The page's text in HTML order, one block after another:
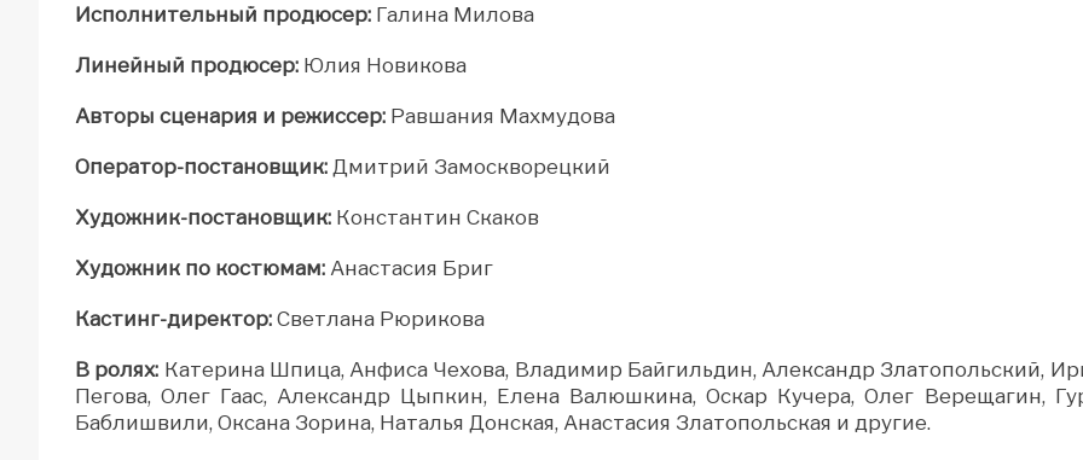
Исполнительный продюсер: Галина Милова
Линейный продюсер: Юлия Новикова
Авторы сценария и режиссер: Равшания Махмудова
Оператор-постановщик: Дмитрий Замоскворецкий
Художник-постановщик: Константин Скаков
Художник по костюмам: Анастасия Бриг
Кастинг-директор: Светлана Рюрикова
В ролях: Катерина Шпица, Анфиса Чехова, Владимир Байгильдин, Александр Златопольский,
Пегова, Олег Гаас, Александр Цыпкин, Елена Валюшкина, Оскар Кучера, Олег Верещагин,
Баблишвили, Оксана Зорина, Наталья Донская, Анастасия Златопольская и другие.